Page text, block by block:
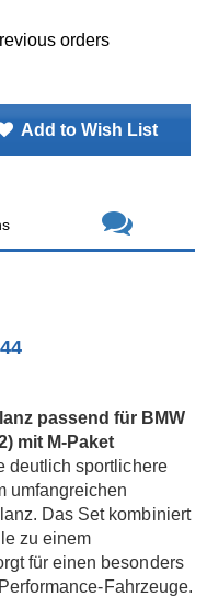
orders
Add to Wish List
passend für BMW
mit M-Paket
deutlich sportlichere
umfangreichen
Das Set kombiniert
zu einem
für einen besonders
Fahrzeuge.